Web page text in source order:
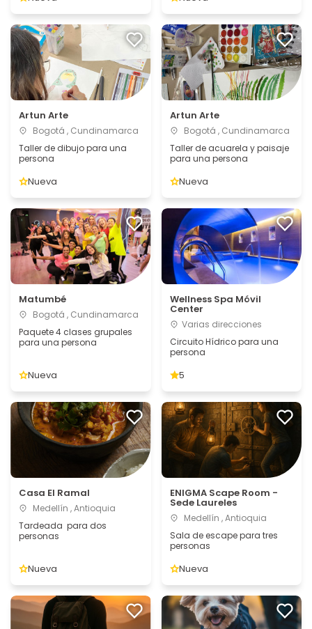
Artun Arte
Bogotá , Cundinamarca
Taller de dibujo para una
persona
Nueva
Artun Arte
Bogotá , Cundinamarca
Taller de acuarela y paisaje
para una persona
Nueva
Matumbé
Bogotá , Cundinamarca
Paquete 4 clases grupales
para una persona
Nueva
Wellness Spa Móvil
Center
Varias direcciones
Circuito Hídrico para una
persona
5
Casa El Ramal
Medellín , Antioquia
Tardeada para dos
personas
Nueva
ENIGMA Scape Room -
Sede Laureles
Medellín , Antioquia
Sala de escape para tres
personas
Nueva